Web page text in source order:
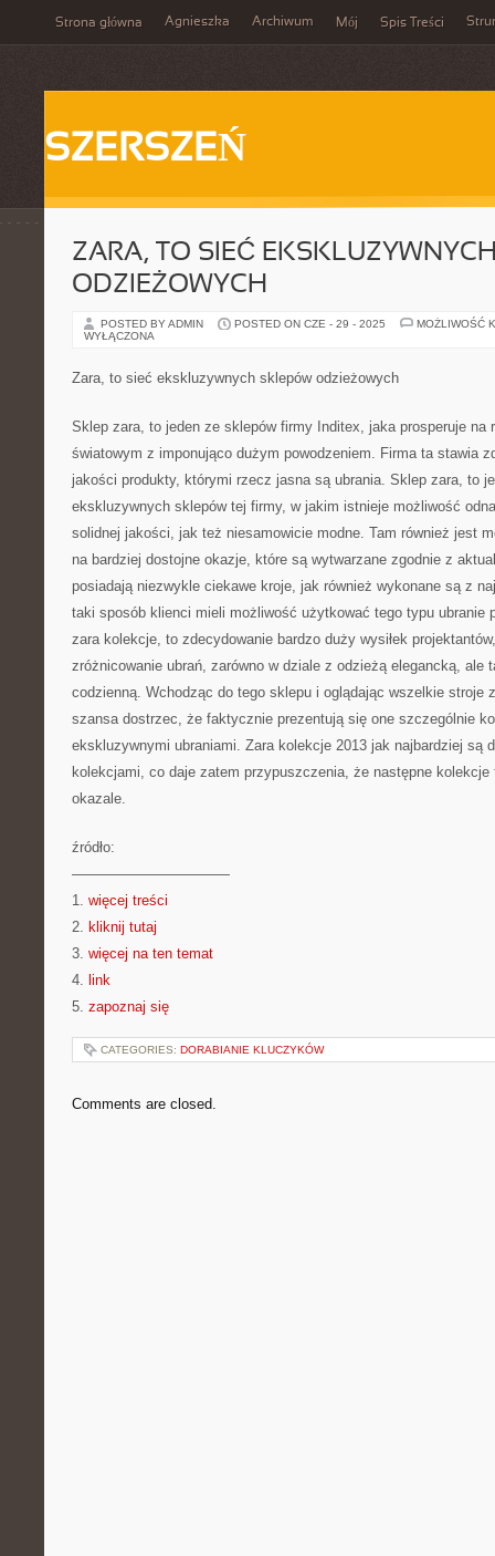
Strona główna Agnieszka Archiwum Mój Spis Treści
SZERSZEŃ
ZARA, TO SIEĆ
ODZIEŻOWYCH
POSTED BY ADMIN POSTED ON CZE - 29 - 2025
MOŻLIWOŚĆ
WYŁĄCZONA
Zara, to sieć ekskluzywnych sklepów odzieżowych
Sklep zara, to jeden ze sklepów firmy Inditex, jaka prosperuje na
światowym z imponująco dużym powodzeniem. Firma ta stawia
jakości produkty, którymi rzecz jasna są ubrania. Sklep zara, to
ekskluzywnych sklepów tej firmy, w jakim istnieje możliwość
solidnej jakości, jak też niesamowicie modne. Tam również jest
na bardziej dostojne okazje, które są wytwarzane zgodnie z
posiadają niezwykle ciekawe kroje, jak również wykonane są z
taki sposób klienci mieli możliwość użytkować tego typu ubranie
zara kolekcje, to zdecydowanie bardzo duży wysiłek
zróżnicowanie ubrań, zarówno w dziale z odzieżą elegancką, ale
codzienną. Wchodząc do tego sklepu i oglądając wszelkie stroje
szansa dostrzec, że faktycznie prezentują się one szczególnie
ekskluzywnymi ubraniami. Zara kolekcje 2013 jak najbardziej są
kolekcjami, co daje zatem przypuszczenia, że następne
okazale.
źródło:
———————————
1. więcej treści
2. kliknij tutaj
3. więcej na ten temat
4. link
5. zapoznaj się
CATEGORIES: DORABIANIE KLUCZYKÓW
Comments are closed.